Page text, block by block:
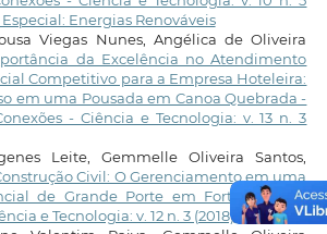
Especial: Energias Renováveis
Viegas Nunes, Angélica de Oliveira
da Excelência no Atendimento
Competitivo para a Empresa Hoteleira:
em uma Pousada em Canoa Quebrada -
- Ciência e Tecnologia: v. 13 n. 3
Leite, Gemmelle Oliveira Santos,
Civil: O Gerenciamento em uma
de Grande Porte em Fortaleza-CE,
e Tecnologia: v. 12 n. 3 (2018)